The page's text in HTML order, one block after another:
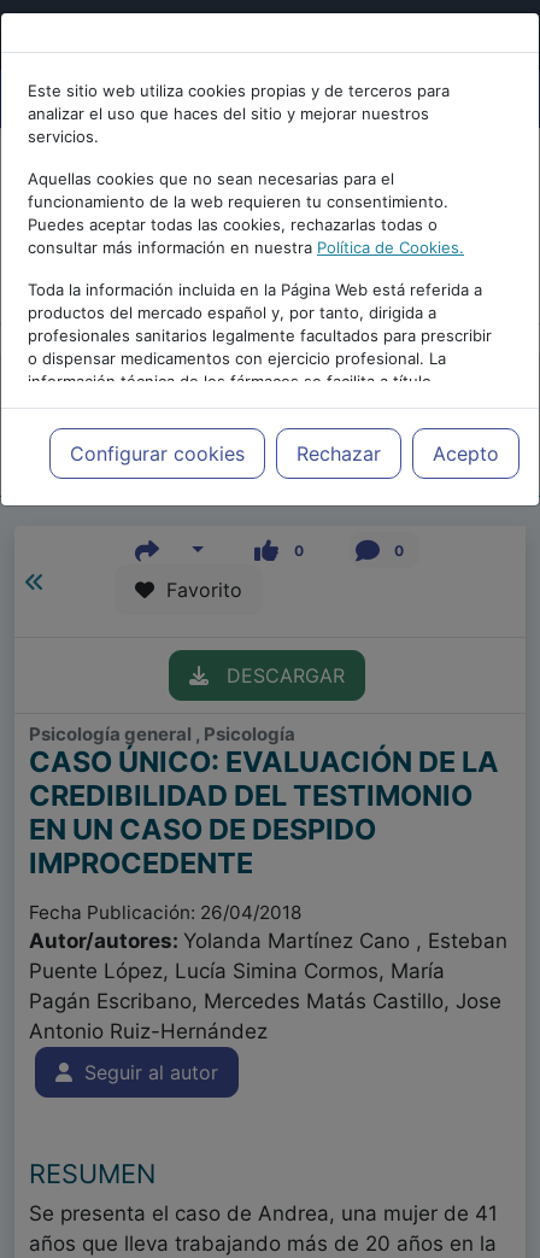
Este sitio web utiliza cookies propias y de terceros para
analizar el uso que haces del sitio y mejorar nuestros
servicios.
Aquellas cookies que no sean necesarias para el
funcionamiento de la web requieren tu consentimiento.
Puedes aceptar todas las cookies, rechazarlas todas o
consultar más información en nuestra Política de Cookies.
Toda la información incluida en la Página Web está referida a
productos del mercado español y, por tanto, dirigida a
profesionales sanitarios legalmente facultados para prescribir
o dispensar medicamentos con ejercicio profesional. La
información técnica de los fármacos se facilita a título
meramente informativo, siendo responsabilidad de los
profesionales facultados prescribir medicamentos y decidir, en
cada caso concreto, el tratamiento más adecuado a las
necesidades del paciente.
Configurar cookies Rechazar Acepto
Repositorio de Artículos |Congreso Virtual
Internacional de Psicología|II Edición | 2018
0 0
Favorito
DESCARGAR
Psicología general , Psicología
CASO ÚNICO: EVALUACIÓN DE LA
CREDIBILIDAD DEL TESTIMONIO
EN UN CASO DE DESPIDO
IMPROCEDENTE
Fecha Publicación: 26/04/2018
Autor/autores: Yolanda Martínez Cano , Esteban
Puente López, Lucía Simina Cormos, María
Pagán Escribano, Mercedes Matás Castillo, Jose
Antonio Ruiz-Hernández
Seguir al autor
RESUMEN
Se presenta el caso de Andrea, una mujer de 41
años que lleva trabajando más de 20 años en la